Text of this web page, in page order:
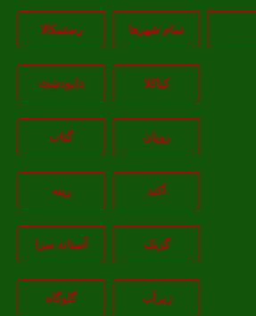
تمام شهر‌ها رستمکالا
کیاکلا دابودشت
رویان
گزنک آستانه سرا
زیرآب گلوگاه